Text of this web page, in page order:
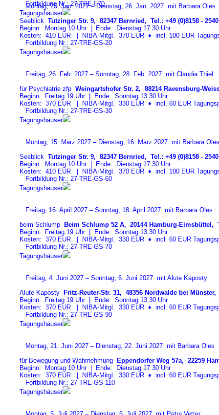
Fortbildung Nr.: 27-TRE-I-70
Tagungshäuser
Montag, 25. Jan. 2027 – Dienstag, 26. Jan. 2027 mit Barbara Oles
Seeblick Tutzinger Str. 9, 82347 Bernried, Tel.: +49 (0)8158 - 2540
Beginn: Montag 10 Uhr | Ende: Dienstag 17.30 Uhr
Kosten: 410 EUR | NIBA-Mitgl. 370 EUR ♦ incl. 100 EUR
Fortbildung Nr.: 27-TRE-GS-20
Tagungshäuser
Freitag, 26. Feb. 2027 – Sonntag, 28. Feb. 2027 mit Claudia Thiel
für Psychiatrie zfp Weingartshofer Str. 2, 88214 Ravensburg-
Beginn: Freitag 19 Uhr | Ende: Sonntag 13.30 Uhr
Kosten: 370 EUR | NIBA-Mitgl. 330 EUR ♦ incl. 60 EUR
Fortbildung Nr.: 27-TRE-GS-30
Tagungshäuser
Montag, 15. März 2027 – Dienstag, 16. März 2027 mit Barbara Oles
Seeblick Tutzinger Str. 9, 82347 Bernried, Tel.: +49 (0)8158 - 2540
Beginn: Montag 10 Uhr | Ende: Dienstag 17.30 Uhr
Kosten: 410 EUR | NIBA-Mitgl. 370 EUR ♦ incl. 100 EUR
Fortbildung Nr.: 27-TRE-GS-60
Tagungshäuser
Freitag, 16. April 2027 – Sonntag, 18. April 2027 mit Barbara Oles
beim Schlump
Beim Schlump 52 A, 20144 Hamburg-Eimsbüttel,
Beginn: Freitag 19 Uhr | Ende: Sonntag 13.30 Uhr
Kosten: 370 EUR | NIBA-Mitgl. 330 EUR ♦ incl. 60 EUR
Fortbildung Nr.: 27-TRE-GS-70
Tagungshäuser
Freitag, 4. Juni 2027 – Sonntag, 6. Juni 2027 mit Alute Kaposty
Alute Kaposty
Fritz-Reuter-Str. 31, 48356 Nordwalde bei Münster,
Beginn: Freitag 19 Uhr | Ende: Sonntag 13.30 Uhr
Kosten: 370 EUR | NIBA-Mitgl. 330 EUR ♦ incl. 60 EUR
Fortbildung Nr.: 27-TRE-GS-90
Tagungshäuser
Montag, 21. Juni 2027 – Dienstag, 22. Juni 2027 mit Barbara Oles
für Bewegung und Wahrnehmung
Eppendorfer Weg 57a, 22259
Beginn: Montag 10 Uhr | Ende: Dienstag 17.30 Uhr
Kosten: 370 EUR | NIBA-Mitgl. 330 EUR ♦ incl. 60 EUR
Fortbildung Nr.: 27-TRE-GS-110
Tagungshäuser